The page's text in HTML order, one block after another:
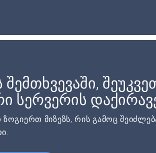
სერვერის
მიზეზს, რის გამოც